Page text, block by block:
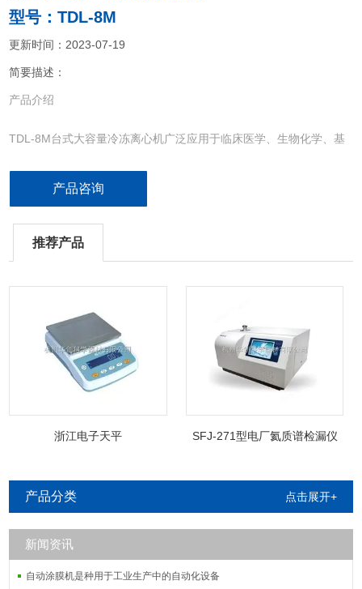
型号：TDL-8M
更新时间：2023-07-19
简要描述：
产品介绍
TDL-8M台式大容量冷冻离心机广泛应用于临床医学、生物化学、基
产品咨询
推荐产品
浙江电子天平 SFJ-271型电厂氦质谱检漏仪
产品分类 点击展开+
新闻资讯
自动涂膜机是种用于工业生产中的自动化设备